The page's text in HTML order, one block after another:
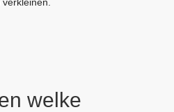
welke